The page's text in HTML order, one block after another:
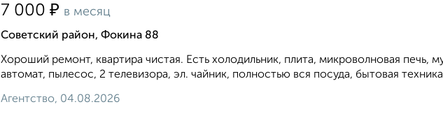
7 000 ₽ в месяц
Советский район, Фокина 88
Хороший ремонт, квартира чистая. Есть холодильник, плита, микроволновая печь,
автомат, пылесос, 2 телевизора, эл. чайник, полностью вся посуда, бытовая
Агентство, 04.08.2026